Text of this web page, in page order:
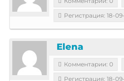
Регистрация: 18-
Elena
Комментарии: 0
Регистрация: 18-